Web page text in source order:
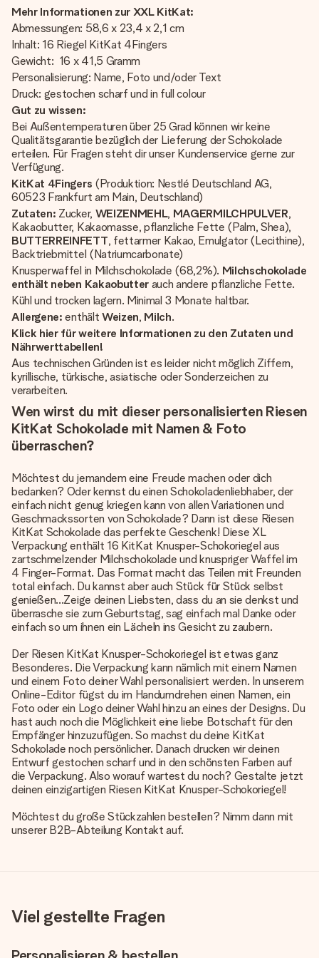
Mehr Informationen zur XXL KitKat:
Abmessungen: 58,6 x 23,4 x 2,1 cm
Inhalt: 16 Riegel KitKat 4Fingers
Gewicht: 16 x 41,5 Gramm
Personalisierung: Name, Foto und/oder Text
Druck: gestochen scharf und in full colour
Gut zu wissen:
Bei Außentemperaturen über 25 Grad können wir keine
Qualitätsgarantie bezüglich der Lieferung der Schokolade
erteilen. Für Fragen steht dir unser Kundenservice gerne zur
Verfügung.
KitKat 4Fingers (Produktion: Nestlé Deutschland AG,
60523 Frankfurt am Main, Deutschland)
Zutaten: Zucker, WEIZENMEHL, MAGERMILCHPULVER,
Kakaobutter, Kakaomasse, pflanzliche Fette (Palm, Shea),
BUTTERREINFETT, fettarmer Kakao, Emulgator (Lecithine),
Backtriebmittel (Natriumcarbonate)
Knusperwaffel in Milchschokolade (68,2%). Milchschokolade
enthält neben Kakaobutter auch andere pflanzliche Fette.
Kühl und trocken lagern. Minimal 3 Monate haltbar.
Allergene: enthält Weizen, Milch.
Klick hier für weitere Informationen zu den Zutaten und
Nährwerttabellen!
Aus technischen Gründen ist es leider nicht möglich Ziffern,
kyrillische, türkische, asiatische oder Sonderzeichen zu
verarbeiten.
Wen wirst du mit dieser personalisierten Riesen
KitKat Schokolade mit Namen & Foto
überraschen?
Möchtest du jemandem eine Freude machen oder dich
bedanken? Oder kennst du einen Schokoladenliebhaber, der
einfach nicht genug kriegen kann von allen Variationen und
Geschmackssorten von Schokolade? Dann ist diese Riesen
KitKat Schokolade das perfekte Geschenk! Diese XL
Verpackung enthält 16 KitKat Knusper-Schokoriegel aus
zartschmelzender Milchschokolade und knuspriger Waffel im
4 Finger-Format. Das Format macht das Teilen mit Freunden
total einfach. Du kannst aber auch Stück für Stück selbst
genießen...Zeige deinen Liebsten, dass du an sie denkst und
überrasche sie zum Geburtstag, sag einfach mal Danke oder
einfach so um ihnen ein Lächeln ins Gesicht zu zaubern.
Der Riesen KitKat Knusper-Schokoriegel ist etwas ganz
Besonderes. Die Verpackung kann nämlich mit einem Namen
und einem Foto deiner Wahl personalisiert werden. In unserem
Online-Editor fügst du im Handumdrehen einen Namen, ein
Foto oder ein Logo deiner Wahl hinzu an eines der Designs. Du
hast auch noch die Möglichkeit eine liebe Botschaft für den
Empfänger hinzuzufügen. So machst du deine KitKat
Schokolade noch persönlicher. Danach drucken wir deinen
Entwurf gestochen scharf und in den schönsten Farben auf
die Verpackung. Also worauf wartest du noch? Gestalte jetzt
deinen einzigartigen Riesen KitKat Knusper-Schokoriegel!
Möchtest du große Stückzahlen bestellen? Nimm dann mit
unserer B2B-Abteilung Kontakt auf.
Viel gestellte Fragen